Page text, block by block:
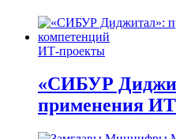
ИТ-проекты
«СИБУР
применения